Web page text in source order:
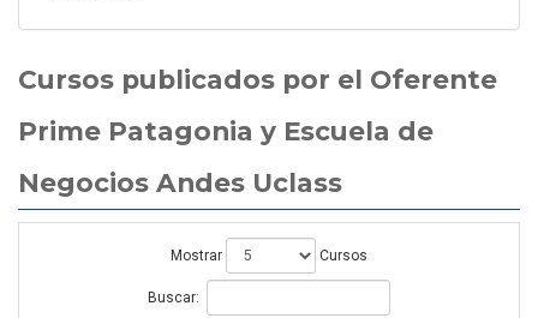
Cursos publicados por el Oferente
Prime Patagonia y Escuela de
Negocios Andes Uclass
Mostrar Cursos
Buscar: